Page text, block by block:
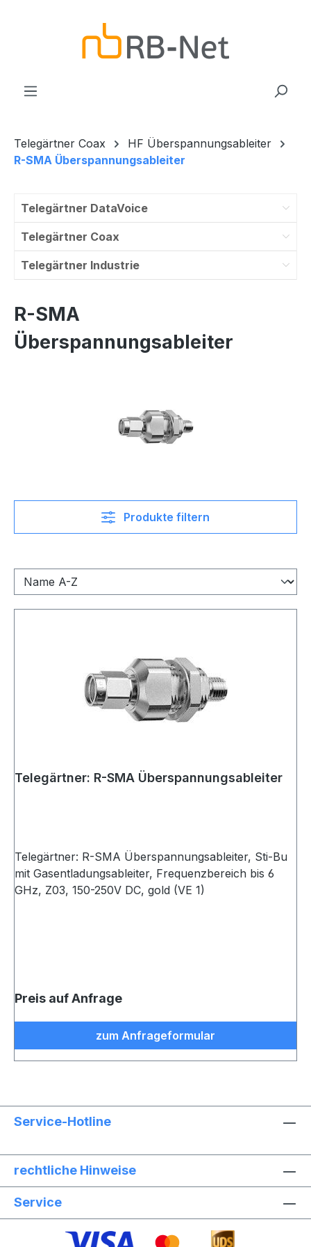
Telegärtner Coax
HF Überspannungsableiter
R-SMA Überspannungsableiter
Telegärtner DataVoice
Telegärtner Coax
Telegärtner Industrie
R-SMA
Überspannungsableiter
Produkte filtern
Telegärtner: R-SMA Überspannungsableiter
Telegärtner: R-SMA Überspannungsableiter, Sti-Bu
mit Gasentladungsableiter, Frequenzbereich bis 6
GHz, Z03, 150-250V DC, gold (VE 1)
Preis auf Anfrage
zum Anfrageformular
Service-Hotline
rechtliche Hinweise
Service